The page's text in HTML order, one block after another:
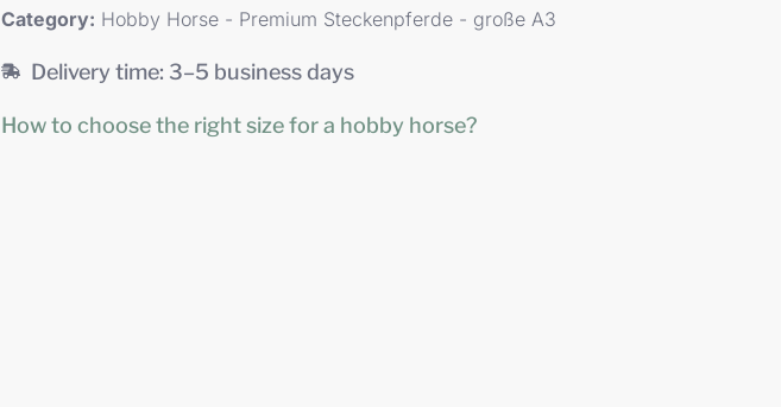
Category: Hobby Horse - Premium Steckenpferde - große A3
Delivery time: 3–5 business days
How to choose the right size for a hobby horse?